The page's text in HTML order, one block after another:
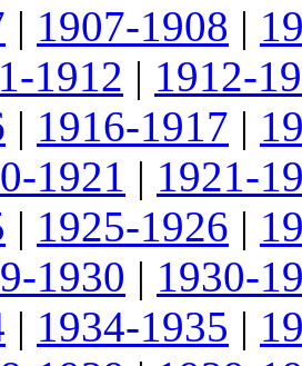
| 1907-1908 |
1912 | 1912-
| 1916-1917 |
1921 | 1921-
| 1925-1926 |
1930 | 1930-
| 1934-1935 |